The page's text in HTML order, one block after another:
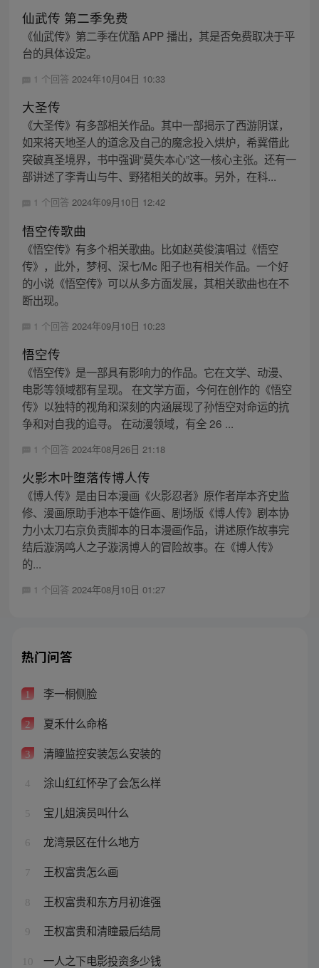
仙武传 第二季免费
《仙武传》第二季在优酷 APP 播出，其是否免费取决于平
台的具体设定。
1 个回答 2024年10月04日 10:33
大圣传
《大圣传》有多部相关作品。其中一部揭示了西游阴谋，
如来将天地圣人的道念及自己的魔念投入烘炉，希冀借此
突破真圣境界，书中强调“莫失本心”这一核心主张。还有一
部讲述了李青山与牛、野猪相关的故事。另外，在科...
1 个回答 2024年09月10日 12:42
悟空传歌曲
《悟空传》有多个相关歌曲。比如赵英俊演唱过《悟空
传》，此外，梦柯、深七/Mc 阳子也有相关作品。一个好
的小说《悟空传》可以从多方面发展，其相关歌曲也在不
断出现。
1 个回答 2024年09月10日 10:23
悟空传
《悟空传》是一部具有影响力的作品。它在文学、动漫、
电影等领域都有呈现。 在文学方面，今何在创作的《悟空
传》以独特的视角和深刻的内涵展现了孙悟空对命运的抗
争和对自我的追寻。 在动漫领域，有全 26 ...
1 个回答 2024年08月26日 21:18
火影木叶堕落传博人传
《博人传》是由日本漫画《火影忍者》原作者岸本齐史监
修、漫画原助手池本干雄作画、剧场版《博人传》剧本协
力小太刀右京负责脚本的日本漫画作品，讲述原作故事完
结后漩涡鸣人之子漩涡博人的冒险故事。在《博人传》
的...
1 个回答 2024年08月10日 01:27
热门问答
1 李一桐侧脸
2 夏禾什么命格
3 清瞳监控安装怎么安装的
4 涂山红红怀孕了会怎么样
5 宝儿姐演员叫什么
6 龙湾景区在什么地方
7 王权富贵怎么画
8 王权富贵和东方月初谁强
9 王权富贵和清瞳最后结局
10 一人之下电影投资多少钱